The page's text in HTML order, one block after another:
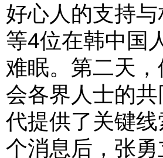
好心人的支持
等4位在韩中国
难眠。第二天
会各界人士的
代提供了关键
个消息后，张